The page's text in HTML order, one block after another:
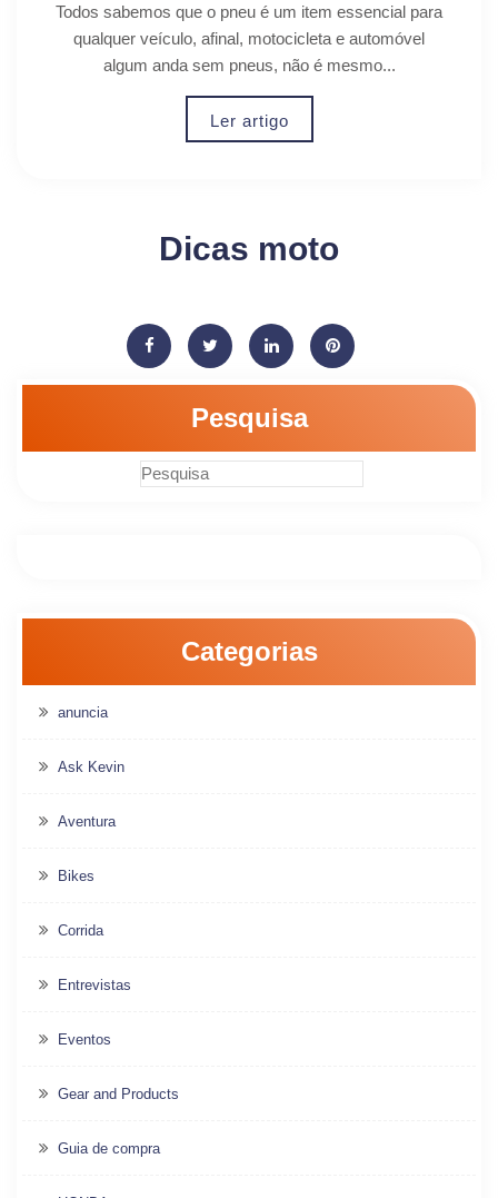
Todos sabemos que o pneu é um item essencial para
qualquer veículo, afinal, motocicleta e automóvel
algum anda sem pneus, não é mesmo...
Ler artigo
Dicas moto
Pesquisa
Categorias
anuncia
Ask Kevin
Aventura
Bikes
Corrida
Entrevistas
Eventos
Gear and Products
Guia de compra